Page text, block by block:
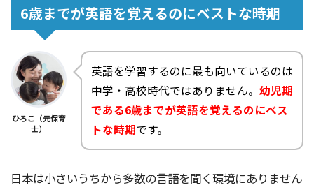
6歳までが英語を覚えるのにベストな時期
ひろこ（元保育
士）
英語を学習するのに最も向いているのは
中学・高校時代ではありません。 幼児期
である6歳までが英語を覚えるのにベス
トな時期です。
日本は小さいうちから多数の言語を聞く環境にありません